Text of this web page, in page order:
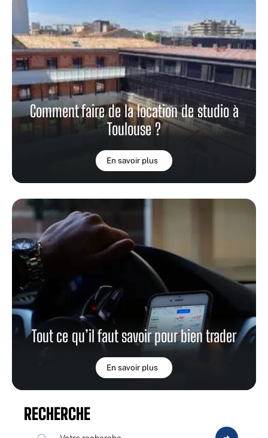
Comment faire de la location de studio à
Toulouse ?
En savoir plus
Tout ce qu’il faut savoir pour bien trader
En savoir plus
RECHERCHE